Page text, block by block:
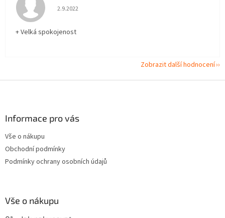
Hodnocení obchodu je 5 z 5 hvězdiček.
2.9.2022
+ Velká spokojenost
Zobrazit další hodnocení
Informace pro vás
Vše o nákupu
Obchodní podmínky
Podmínky ochrany osobních údajů
Vše o nákupu